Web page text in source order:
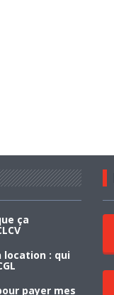
ça
location : qui
payer mes